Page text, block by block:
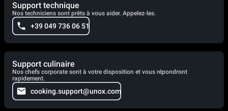
Support technique
Nos techniciens sont prêts à vous aider. Appelez-les.
+39 049 736 06 51
Support culinaire
Nos chefs corporate sont à votre disposition et vous répondront
rapidement.
cooking.support@unox.com